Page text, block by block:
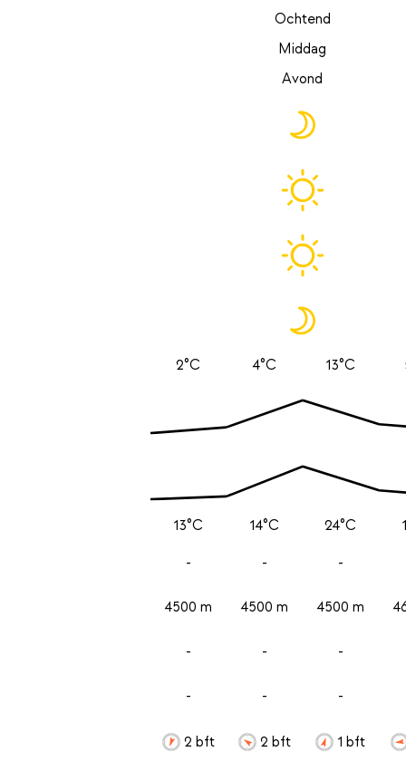
Ochtend
Middag
Avond
2°C
13°C
-
4500 m
-
-
2 bft
4°C
14°C
-
4500 m
-
-
2 bft
13°C
24°C
-
4500 m
-
-
1 bft